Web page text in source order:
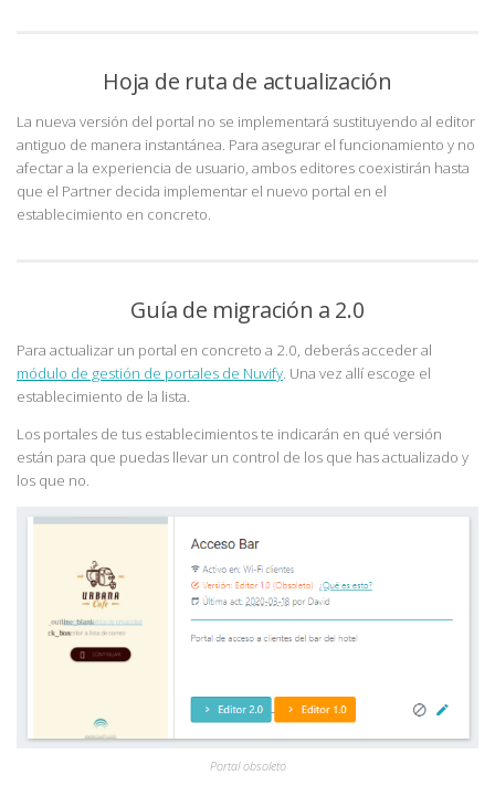
Hoja de ruta de actualización
La nueva versión del portal no se implementará sustituyendo al editor
antiguo de manera instantánea. Para asegurar el funcionamiento y no
afectar a la experiencia de usuario, ambos editores coexistirán hasta
que el Partner decida implementar el nuevo portal en el
establecimiento en concreto.
Guía de migración a 2.0
Para actualizar un portal en concreto a 2.0, deberás acceder al
módulo de gestión de portales de Nuvify. Una vez allí escoge el
establecimiento de la lista.
Los portales de tus establecimientos te indicarán en qué versión
están para que puedas llevar un control de los que has actualizado y
los que no.
Portal obsoleto